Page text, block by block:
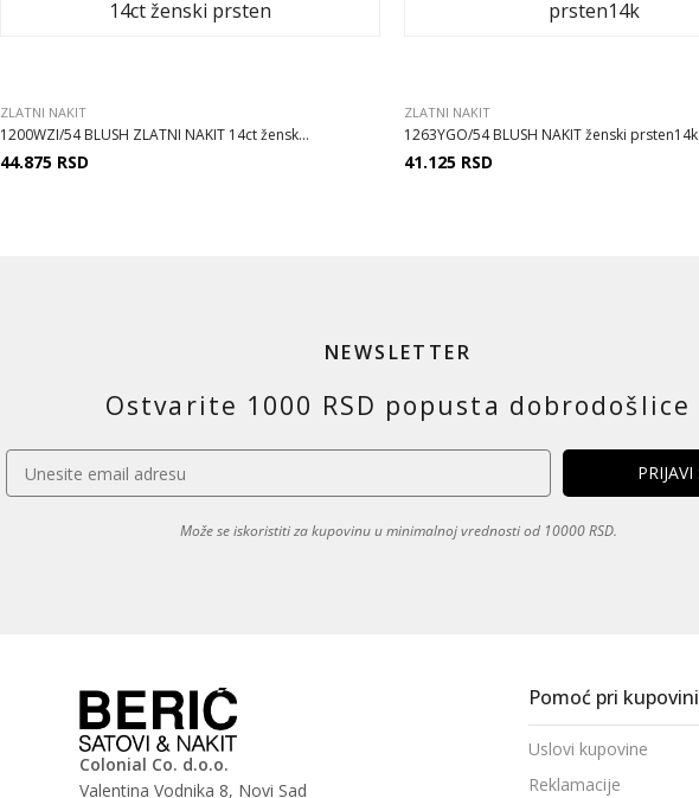
ZLATNI NAKIT
1200WZI/54 BLUSH ZLATNI NAKIT 14ct žensk...
44.875 RSD
ZLATNI NAKIT
1263YGO/54 BLUSH NAKIT ženski prsten14k
41.125 RSD
NEWSLETTER
Ostvarite 1000 RSD popusta dobrodošlice
Može se iskoristiti za kupovinu u minimalnoj vrednosti od 10000 RSD.
Colonial Co. d.o.o.
Valentina Vodnika 8, Novi Sad
Pomoć pri kupovini
Uslovi kupovine
Reklamacije